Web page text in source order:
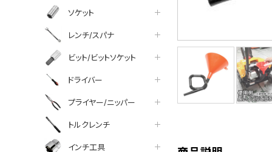
ソケット
レンチ/スパナ
ビット/ビットソケット
ドライバー
プライヤー/ニッパー
トルクレンチ
インチ工具
facebook
line